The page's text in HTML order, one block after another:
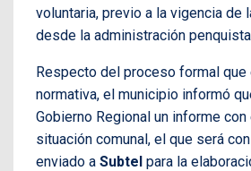
voluntaria, previo a la vigencia de
desde la administración
Respecto del proceso formal que
normativa, el municipio informó
Gobierno Regional un informe
situación comunal, el que será
enviado a Subtel para la